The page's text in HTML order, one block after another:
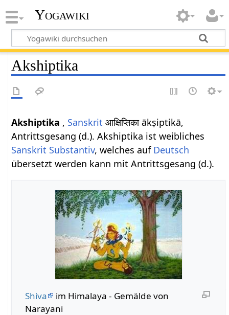
Yogawiki
Akshiptika
Akshiptika , Sanskrit आक्षिप्तिका ākṣiptikā,
Antrittsgesang (d.). Akshiptika ist weibliches
Sanskrit Substantiv, welches auf Deutsch
übersetzt werden kann mit Antrittsgesang (d.).
Shiva
im Himalaya - Gemälde von
Narayani